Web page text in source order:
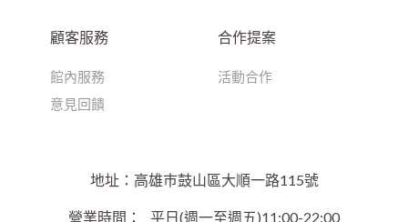
地址：高雄巿鼓山區大順一路115號
營業時間： 平日(週一至週五)11:00-22:00
顧客服務
館內服務
意見回饋
合作提案
活動合作